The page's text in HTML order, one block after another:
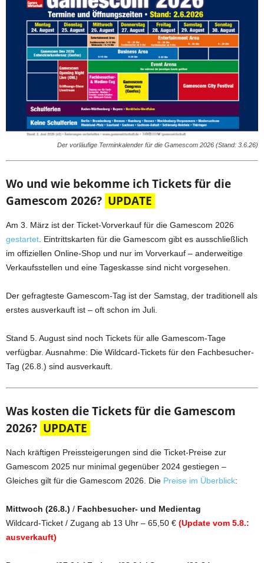
Der vorläufige Terminkalender für die Gamescom 2026 (Stand: 3.6.26)
Wo und wie bekomme ich Tickets für die
Gamescom 2026? UPDATE
Am 3. März ist der Ticket-Vorverkauf für die Gamescom 2026
gestartet . Eintrittskarten für die Gamescom gibt es ausschließlich
im offiziellen Online-Shop und nur im Vorverkauf – anderweitige
Verkaufsstellen und eine Tageskasse sind nicht vorgesehen.
Der gefragteste Gamescom-Tag ist der Samstag, der traditionell als
erstes ausverkauft ist – oft schon im Juli.
Stand 5. August sind noch Tickets für alle Gamescom-Tage
verfügbar. Ausnahme: Die Wildcard-Tickets für den Fachbesucher-
Tag (26.8.) sind ausverkauft.
Was kosten die Tickets für die Gamescom
2026? UPDATE
Nach kräftigen Preissteigerungen sind die Ticket-Preise zur
Gamescom 2025 nur minimal gegenüber 2024 gestiegen –
Gleiches gilt für die Gamescom 2026. Die Preise im Überblick:
Mittwoch (26.8.) / Fachbesucher- und Medientag
Wildcard-Ticket / Zugang ab 13 Uhr – 65,50 € (Update vom 5.8.:
ausverkauft)